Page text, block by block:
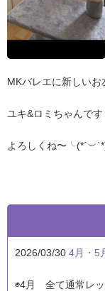
MKバレエに新しい
ユキ&ロミちゃんです
よろしくね〜
2026/03/30 4月・5
◉4月 全て通常レ